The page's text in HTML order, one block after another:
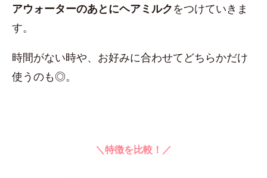
アウォーターのあとにヘアミルクをつけていきま
す。
時間がない時や、お好みに合わせてどちらかだけ
使うのも◎。
＼特徴を比較！／